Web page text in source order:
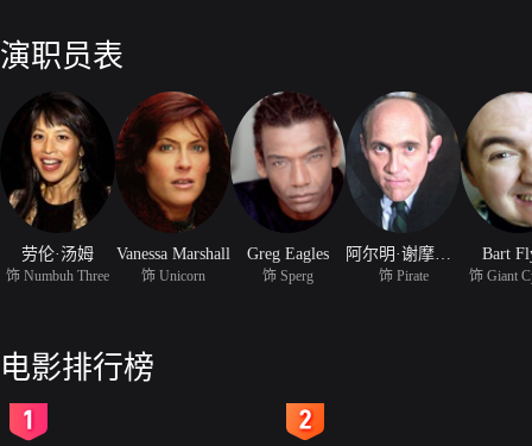
演职员表
劳伦·汤姆
饰 Numbuh Three
Vanessa Marshall
饰 Unicorn
Greg Eagles
饰 Sperg 饰 Pirate
Bart
饰 Giant
电影排行榜